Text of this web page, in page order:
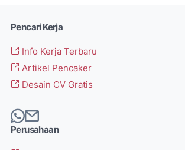
Pencari Kerja
Info Kerja Terbaru
Artikel Pencaker
Desain CV Gratis
Perusahaan